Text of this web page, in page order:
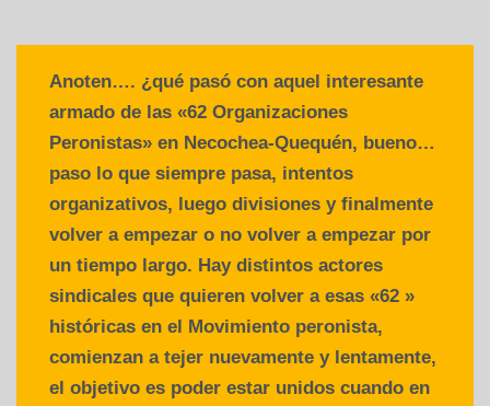
Anoten…. ¿qué pasó con aquel interesante
armado de las «62 Organizaciones
Peronistas» en Necochea-Quequén, bueno…
paso lo que siempre pasa, intentos
organizativos, luego divisiones y finalmente
volver a empezar o no volver a empezar por
un tiempo largo. Hay distintos actores
sindicales que quieren volver a esas «62 »
históricas en el Movimiento peronista,
comienzan a tejer nuevamente y lentamente,
el objetivo es poder estar unidos cuando en